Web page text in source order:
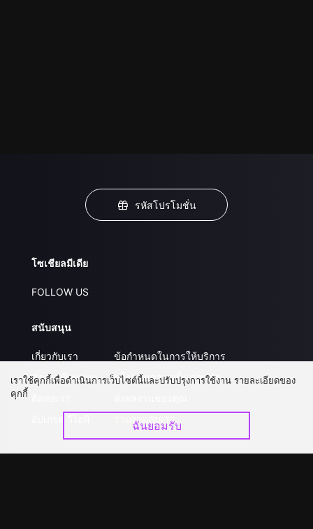
รหัสโปรโมชั่น
โซเชียลมีเดีย
FOLLOW US
สนับสนุน
เกี่ยวกับเรา
คำถามที่พบบ่อย
ข้อกำหนดในการให้บริการ
นโยบายความเป็นส่วนตัว
ร่วมงานกับเรา
เราใช้คุกกี้เพื่อดำเนินการเว็บไซต์นี้และปรับปรุงการใช้งาน รายละเอียดของ
คุกกี้
ฉันยอมรับ